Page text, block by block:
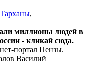
Тарханы,
миллионы людей в
- кликай сюда.
портал Пензы.
Василий